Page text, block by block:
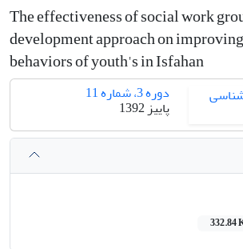
The effectiveness of social work
development approach on
behaviors of youth's in Isfahan
دوره 3، شماره 11
پاییز 1392
332.84